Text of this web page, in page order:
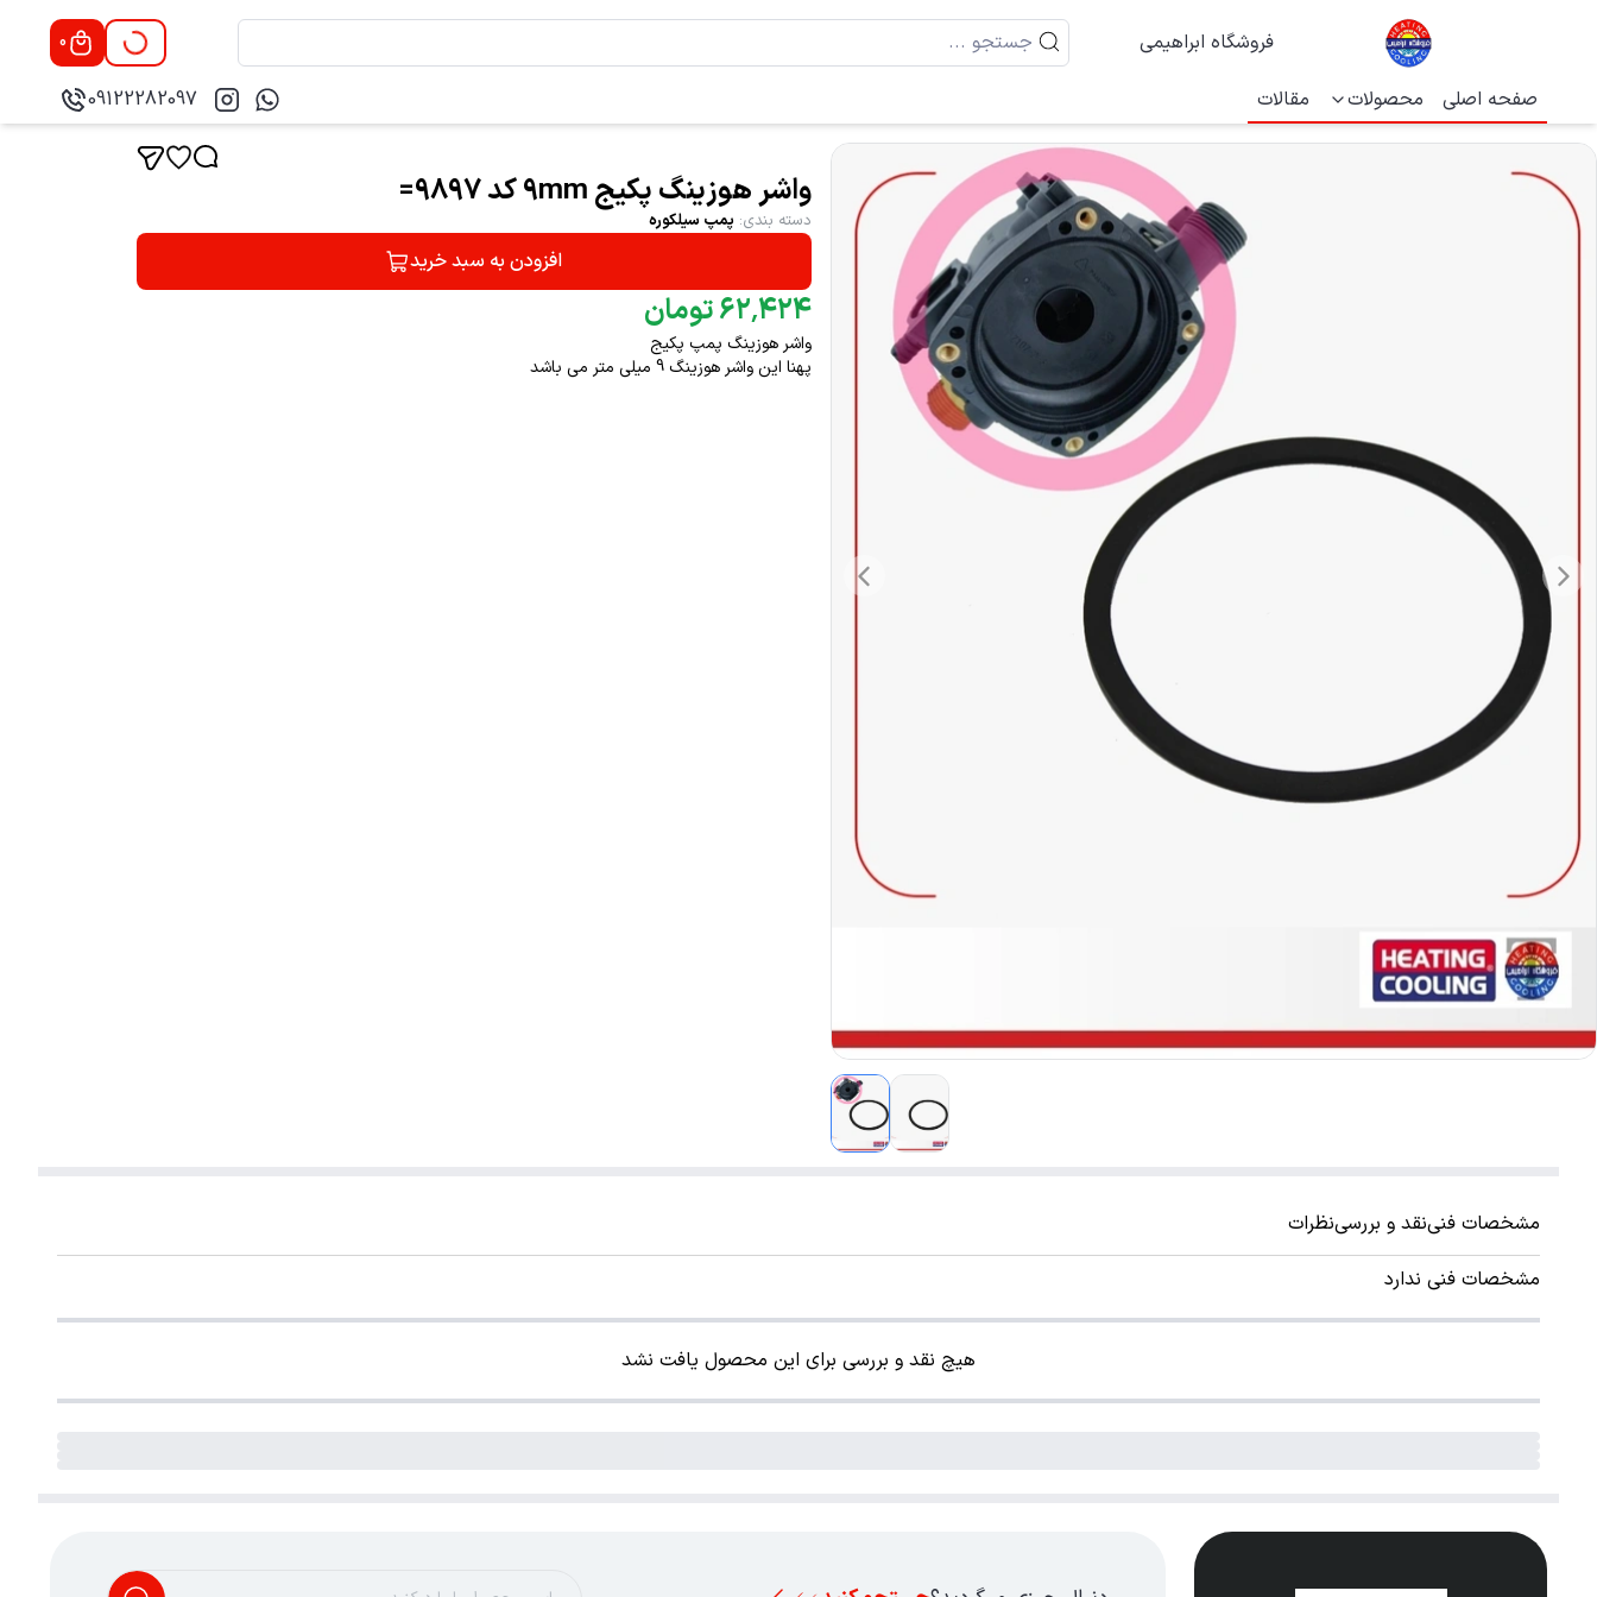
فروشگاه ابراهیمی 0
صفحه اصلی محصولات مقالات 09122282097
واشر هوزینگ پکیج 9mm کد 9897=
دسته بندی: پمپ سیلکوره
افزودن به سبد خرید
۶۲٬۴۲۴ تومان
واشر هوزینگ پمپ پکیج
پهنا این واشر هوزینگ 9 میلی متر می باشد
مشخصات فنینقد و بررسینظرات
مشخصات فنی ندارد
هیچ نقد و بررسی برای این محصول یافت نشد